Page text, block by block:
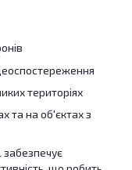
територіях
та на об'єктах з
забезпечує